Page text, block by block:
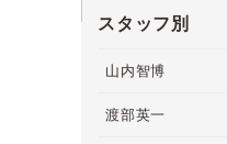
スタッフ別
山内智博
渡部英一